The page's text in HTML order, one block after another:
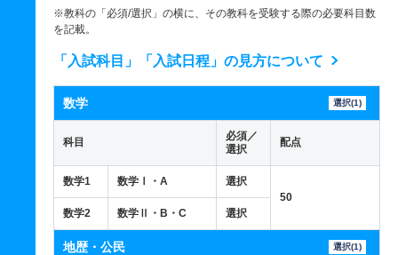
※教科の「必須/選択」の横に、その教科を受験する際の必要科目数
を記載。
「入試科目」「入試日程」の見方について
数学 選択(1)
科目
必須／
選択
配点
数学1 数学Ⅰ・A
選択
50
数学2
数学Ⅱ・B・C 選択
地歴・公民 選択(1)